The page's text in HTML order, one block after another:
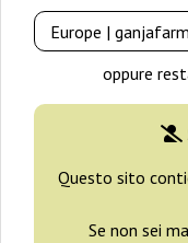
oppure
Questo sito
Se non sei
-25%